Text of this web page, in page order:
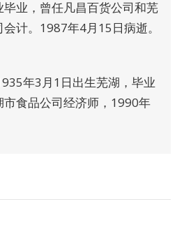
业，曾任凡昌百货公司和芜
计。1987年4月15日病逝。
年3月1日出生芜湖，毕业
食品公司经济师，1990年